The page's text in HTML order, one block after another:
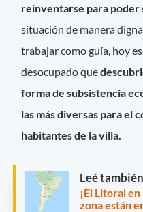
reinventarse para
situación de manera
trabajar como guía, hoy
desocupado que
forma de subsistencia
las más diversas para el
habitantes de la villa.
Leé también
¡El Litoral
zona están